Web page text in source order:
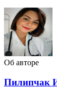
Об авторе
Пилипчак